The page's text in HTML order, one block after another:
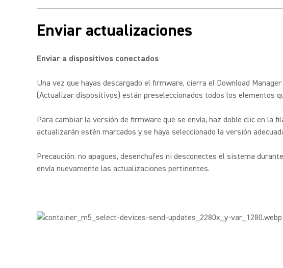
Enviar actualizaciones
Enviar a dispositivos conectados
Una vez que hayas descargado el firmware, cierra el Download
(Actualizar dispositivos) están preseleccionados todos los elementos
Para cambiar la versión de firmware que se envía, haz doble clic en
actualizarán estén marcados y se haya seleccionado la versión
Precaución: no apagues, desenchufes ni desconectes el sistema
envía nuevamente las actualizaciones pertinentes.